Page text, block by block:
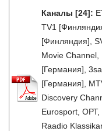
Каналы [24]:
TV1
[Финляндия],
Movie Channel,
[Германия],
[Германия],
Discovery
Eurosport, ОРТ,
Raadio